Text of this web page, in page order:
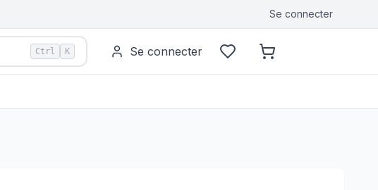
Se connecter
Ctrl K Se connecter